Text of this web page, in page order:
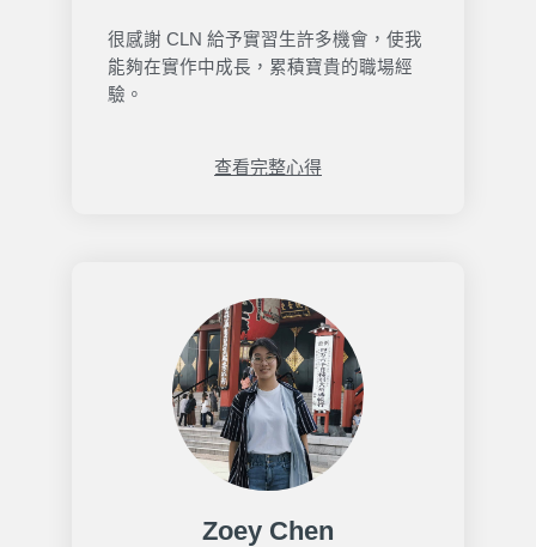
很感謝 CLN 給予實習生許多機會，使我
能夠在實作中成長，累積寶貴的職場經
驗。
查看完整心得
Zoey Chen